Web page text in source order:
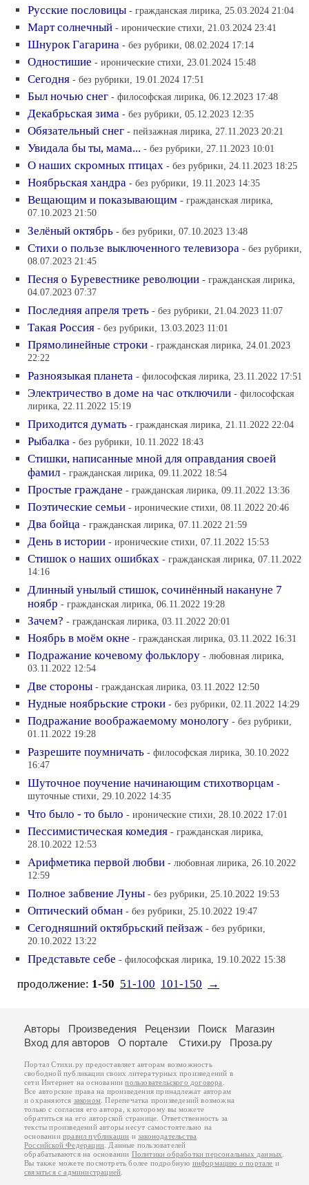
Русские пословицы - гражданская лирика, 25.03.2024 21:04
Март солнечный - иронические стихи, 21.03.2024 23:41
Шнурок Гагарина - без рубрики, 08.02.2024 17:14
Одностишие - иронические стихи, 23.01.2024 15:48
Сегодня - без рубрики, 19.01.2024 17:51
Был ночью снег - философская лирика, 06.12.2023 17:48
Декабрьская зима - без рубрики, 05.12.2023 12:35
Обязательный снег - пейзажная лирика, 27.11.2023 20:21
Увидала бы ты, мама... - без рубрики, 27.11.2023 10:01
О наших скромных птицах - без рубрики, 24.11.2023 18:25
Ноябрьская хандра - без рубрики, 19.11.2023 14:35
Вещающим и показывающим - гражданская лирика,
07.10.2023 21:50
Зелёный октябрь - без рубрики, 07.10.2023 13:48
Стихи о пользе выключенного телевизора - без рубрики,
08.07.2023 21:45
Песня о Буревестнике революции - гражданская лирика,
04.07.2023 07:37
Последняя апреля треть - без рубрики, 21.04.2023 11:07
Такая Россия - без рубрики, 13.03.2023 11:01
Прямолинейные строки - гражданская лирика, 24.01.2023
22:22
Разноязыкая планета - философская лирика, 23.11.2022 17:51
Электричество в доме на час отключили - философская
лирика, 22.11.2022 15:19
Приходится думать - гражданская лирика, 21.11.2022 22:04
Рыбалка - без рубрики, 10.11.2022 18:43
Стишки, написанные мной для оправдания своей
фамил - гражданская лирика, 09.11.2022 18:54
Простые граждане - гражданская лирика, 09.11.2022 13:36
Поэтические семьи - иронические стихи, 08.11.2022 20:46
Два бойца - гражданская лирика, 07.11.2022 21:59
День в истории - иронические стихи, 07.11.2022 15:53
Стишок о наших ошибках - гражданская лирика, 07.11.2022
14:16
Длинный унылый стишок, сочинённый накануне 7
ноябр - гражданская лирика, 06.11.2022 19:28
Зачем? - гражданская лирика, 03.11.2022 20:01
Ноябрь в моём окне - гражданская лирика, 03.11.2022 16:31
Подражание кочевому фольклору - любовная лирика,
03.11.2022 12:54
Две стороны - гражданская лирика, 03.11.2022 12:50
Нудные ноябрьские строки - без рубрики, 02.11.2022 14:29
Подражание воображаемому монологу - без рубрики,
01.11.2022 19:28
Разрешите поумничать - философская лирика, 30.10.2022
16:47
Шуточное поучение начинающим стихотворцам -
шуточные стихи, 29.10.2022 14:35
Что было - то было - иронические стихи, 28.10.2022 17:01
Пессимистическая комедия - гражданская лирика,
28.10.2022 12:53
Арифметика первой любви - любовная лирика, 26.10.2022
12:59
Полное забвение Луны - без рубрики, 25.10.2022 19:53
Оптический обман - без рубрики, 25.10.2022 19:47
Сегодняшний октябрьский пейзаж - без рубрики,
20.10.2022 13:22
Представьте себе - философская лирика, 19.10.2022 15:38
продолжение: 1-50 51-100 101-150 →
Авторы Произведения Рецензии Поиск
Магазин
Вход для авторов
О портале Стихи.ру Проза.ру
Портал Стихи.ру предоставляет авторам возможность
свободной публикации своих литературных произведений в
сети Интернет на основаниипользовательского договора
Все авторские права на произведения принадлежат авторам
и охраняются законом . Перепечатка произведений возможна
только с согласия его автора, к которому вы можете
обратиться на его авторской странице. Ответственность за
тексты произведений авторы несут самостоятельно на
основанииправил публикации изаконодательства
Российской Федерации . Данные пользователей
обрабатываются на основании Политики обработки персональных данных
Вы также можете посмотреть более подробную информацию о портале и
связаться с администрацией